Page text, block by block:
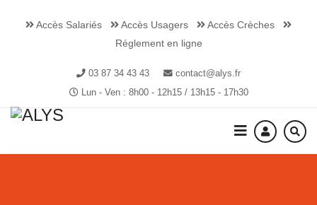
Accès Salariés Accès Usagers
Accès Crèches
Réglement en ligne
03 87 34 43 43
contact@alys.fr
Lun - Ven : 8h00 - 12h15 / 13h15 - 17h30